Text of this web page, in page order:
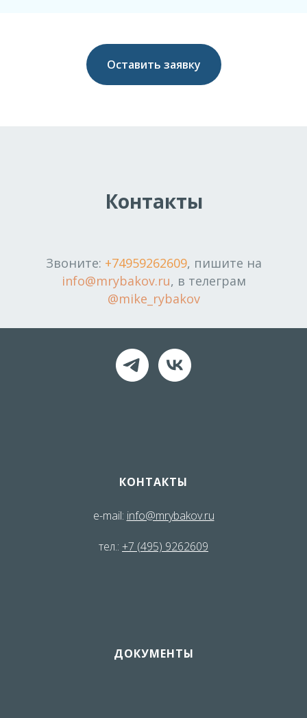
Оставить заявку
Контакты
Звоните: +74959262609, пишите на
info@mrybakov.ru, в телеграм
@mike_rybakov
КОНТАКТЫ
е-mail: info@mrybakov.ru
тел.: +7 (495) 9262609
ДОКУМЕНТЫ